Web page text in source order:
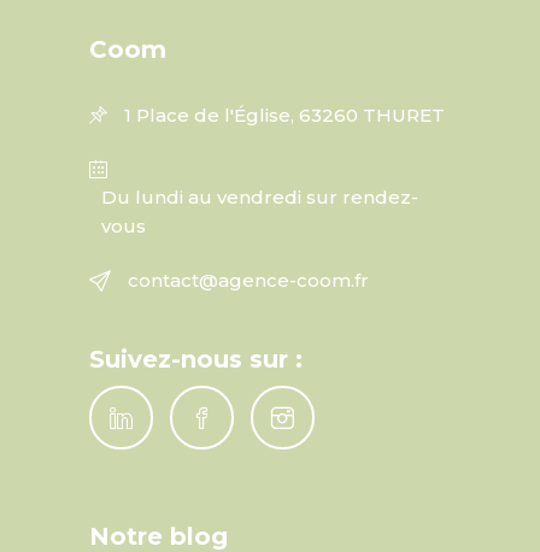
Coom
1 Place de l'Église, 63260 THURET
Du lundi au vendredi sur rendez-
vous
contact@agence-coom.fr
Suivez-nous sur :
Notre blog